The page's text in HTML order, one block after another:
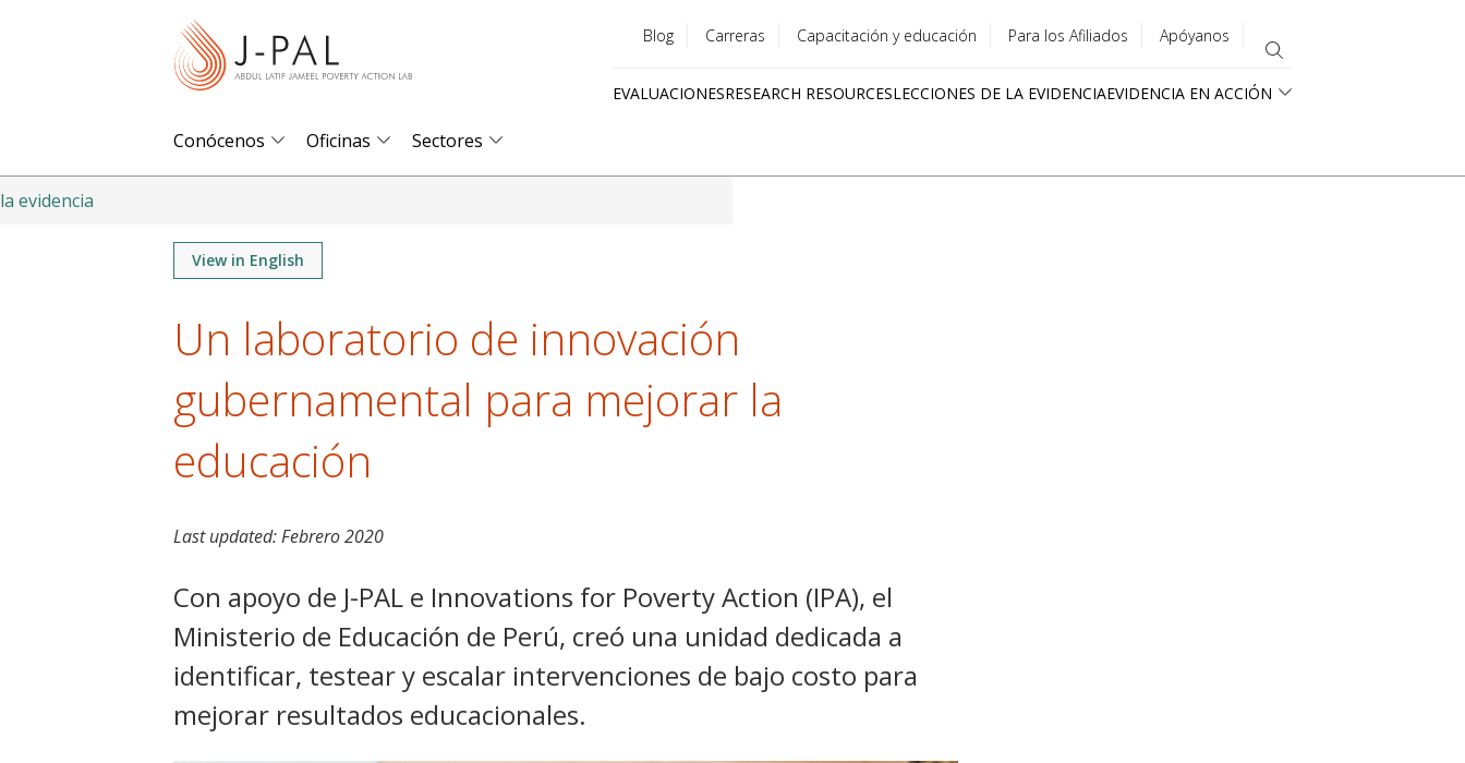
m
menu
Blog Carreras Capacitación y educación Para los Afiliados Apóyanos
EVALUACIONESRESEARCH RESOURCESLECCIONES DE LA EVIDENCIAEVIDENCIA EN ACCIÓN
Conócenos Oficinas Sectores
evidencia
View in English
Un laboratorio de innovación
gubernamental para mejorar la
educación
Last updated:Febrero 2020
Con apoyo de J-PAL e Innovations for Poverty Action (IPA), el
Ministerio de Educación de Perú, creó una unidad dedicada a
identificar, testear y escalar intervenciones de bajo costo para
mejorar resultados educacionales.